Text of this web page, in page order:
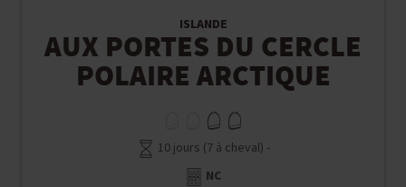
ISLANDE
AUX PORTES DU CERCLE
POLAIRE ARCTIQUE
10 jours (7 à cheval) -
NC